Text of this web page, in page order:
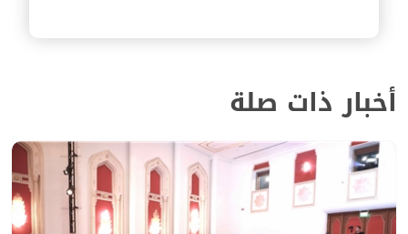
أخبار ذات صلة